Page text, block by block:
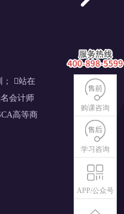
购课咨询
学习咨询
APP/公众号
； 站在
会计师
高等商